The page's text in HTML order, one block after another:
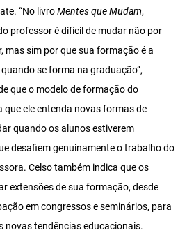
“No livroMentes que Mudam,
professor é difícil de mudar não por
mas sim por que sua formação é a
se forma na graduação”,
que o modelo de formação do
ele entenda novas formas de
quando os alunos estiverem
desafiem genuinamente o trabalho do
Celso também indica que os
extensões de sua formação, desde
em congressos e seminários, para
novas tendências educacionais.